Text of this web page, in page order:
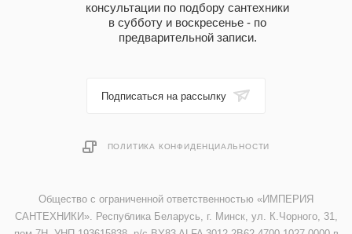
консультации по подбору сантехники
в субботу и воскресенье - по
предварительной записи.
Подписаться на рассылку
ПОЛИТИКА КОНФИДЕНЦИАЛЬНОСТИ
Общество с ограниченной ответственностью «ИМПЕРИЯ
САНТЕХНИКИ». Республика Беларусь, г. Минск, ул. К.Чорного, 31,